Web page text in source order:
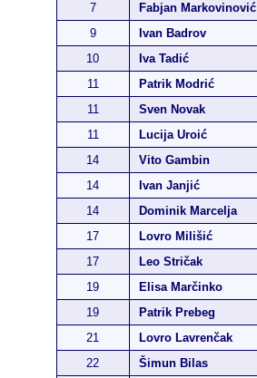
7
Fabjan Markovinović
9
Ivan Badrov
10
Iva Tadić
11
Patrik Modrić
11
Sven Novak
11
Lucija Uroić
14
Vito Gambin
14
Ivan Janjić
14
Dominik Marcelja
17
Lovro Milišić
17
Leo Stričak
19
Elisa Marčinko
19
Patrik Prebeg
21
Lovro Lavrenčak
22
Šimun Bilas